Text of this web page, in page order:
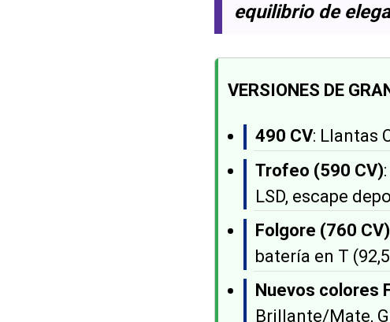
equilibrio de
VERSIONES DE
490 CV: Llantas
Trofeo (590 CV)
LSD, escape
Folgore (760 CV)
batería en T
Nuevos colores
Brillante/Mate,